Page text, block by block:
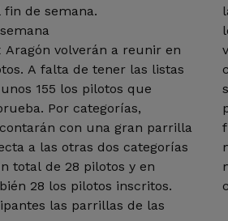
de semana.
Aragón volverán a reunir en
A falta de tener las listas
155 los pilotos que
Por categorías,
con una gran parrilla
a las otras dos categorías
total de 28 pilotos y en
28 los pilotos inscritos.
las parrillas de las